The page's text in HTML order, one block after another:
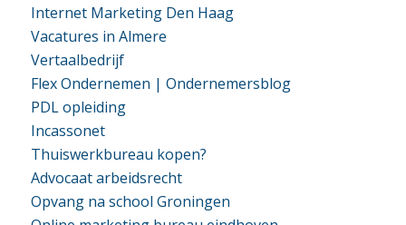
Internet Marketing Den Haag
Vacatures in Almere
Vertaalbedrijf
Flex Ondernemen | Ondernemersblog
PDL opleiding
Incassonet
Thuiswerkbureau kopen?
Advocaat arbeidsrecht
Opvang na school Groningen